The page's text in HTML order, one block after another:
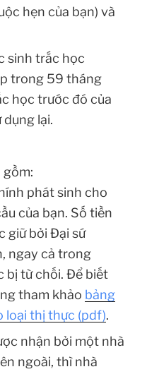
hẹn của bạn) và
sinh trắc học
trong 59 tháng
học trước đó của
lại.
gồm:
phát sinh cho
của bạn. Số tiền
giữ bởi Đại sứ
ngay cả trong
bị từ chối. Để biết
tham khảo bảng
loại thị thực (pdf).
nhận bởi một nhà
ngoài, thì nhà